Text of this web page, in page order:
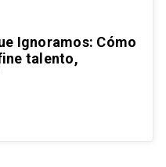
Ignoramos: Cómo
talento,